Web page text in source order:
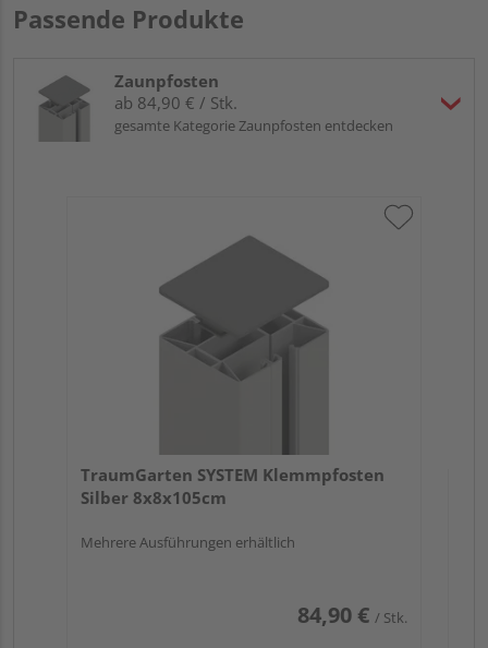
Passende Produkte
Zaunpfosten
ab 84,90 € / Stk.
gesamte Kategorie Zaunpfosten entdecken
TraumGarten SYSTEM Klemmpfosten
Silber 8x8x105cm
Mehrere Ausführungen erhältlich
84,90 € / Stk.